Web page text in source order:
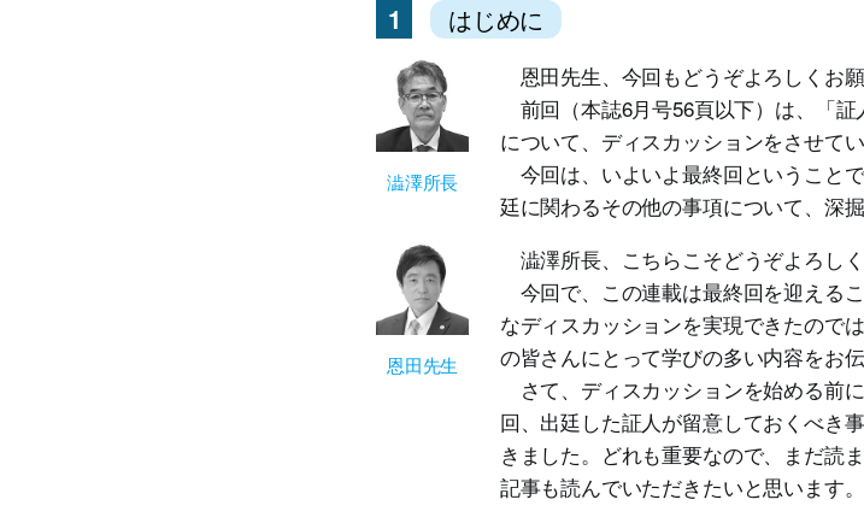
1 はじめに
澁澤所長
恩田先生、今回もどうぞよろしくお願
前回（本誌6月号56頁以下）は、「
について、ディスカッションをさせて
今回は、いよいよ最終回ということ
廷に関わるその他の事項について、深
恩田先生
澁澤所長、こちらこそどうぞよろしく
今回で、この連載は最終回を迎える
なディスカッションを実現できたので
の皆さんにとって学びの多い内容をお
さて、ディスカッションを始める前
回、出廷した証人が留意しておくべき
きました。どれも重要なので、まだ読
記事も読んでいただきたいと思います。